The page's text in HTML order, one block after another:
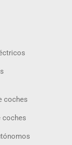
coches
coches